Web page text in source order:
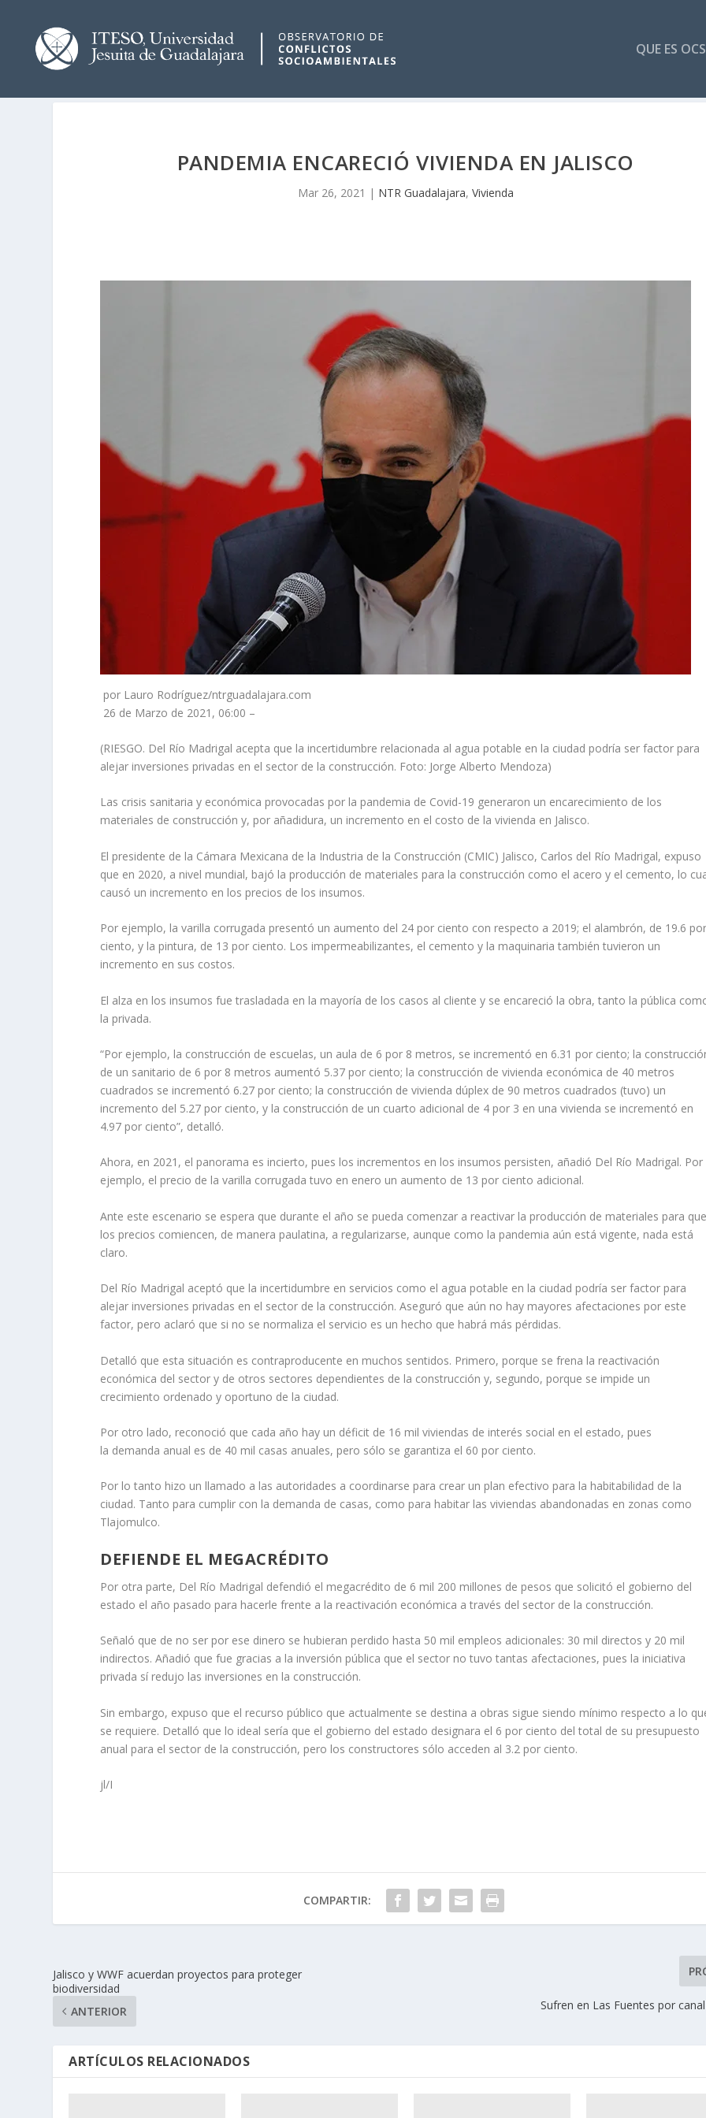
QUE ES
PANDEMIA ENCARECIÓ VIVIENDA EN JALISCO
Mar 26, 2021 | NTR Guadalajara, Vivienda
por Lauro Rodríguez/ntrguadalajara.com
26 de Marzo de 2021, 06:00 –
(RIESGO. Del Río Madrigal acepta que la incertidumbre relacionada al agua potable en la ciudad podría ser factor para
alejar inversiones privadas en el sector de la construcción. Foto: Jorge Alberto Mendoza)
Las crisis sanitaria y económica provocadas por la pandemia de Covid-19 generaron un encarecimiento de los
materiales de construcción y, por añadidura, un incremento en el costo de la vivienda en Jalisco.
El presidente de la Cámara Mexicana de la Industria de la Construcción (CMIC) Jalisco, Carlos del Río Madrigal, expuso
que en 2020, a nivel mundial, bajó la producción de materiales para la construcción como el acero y el cemento, lo
causó un incremento en los precios de los insumos.
Por ejemplo, la varilla corrugada presentó un aumento del 24 por ciento con respecto a 2019; el alambrón, de 19.6
ciento, y la pintura, de 13 por ciento. Los impermeabilizantes, el cemento y la maquinaria también tuvieron un
incremento en sus costos.
El alza en los insumos fue trasladada en la mayoría de los casos al cliente y se encareció la obra, tanto la pública
la privada.
“Por ejemplo, la construcción de escuelas, un aula de 6 por 8 metros, se incrementó en 6.31 por ciento; la
de un sanitario de 6 por 8 metros aumentó 5.37 por ciento; la construcción de vivienda económica de 40 metros
cuadrados se incrementó 6.27 por ciento; la construcción de vivienda dúplex de 90 metros cuadrados (tuvo) un
incremento del 5.27 por ciento, y la construcción de un cuarto adicional de 4 por 3 en una vivienda se incrementó en
4.97 por ciento”, detalló.
Ahora, en 2021, el panorama es incierto, pues los incrementos en los insumos persisten, añadió Del Río Madrigal. Por
ejemplo, el precio de la varilla corrugada tuvo en enero un aumento de 13 por ciento adicional.
Ante este escenario se espera que durante el año se pueda comenzar a reactivar la producción de materiales para
los precios comiencen, de manera paulatina, a regularizarse, aunque como la pandemia aún está vigente, nada está
claro.
Del Río Madrigal aceptó que la incertidumbre en servicios como el agua potable en la ciudad podría ser factor para
alejar inversiones privadas en el sector de la construcción. Aseguró que aún no hay mayores afectaciones por este
factor, pero aclaró que si no se normaliza el servicio es un hecho que habrá más pérdidas.
Detalló que esta situación es contraproducente en muchos sentidos. Primero, porque se frena la reactivación
económica del sector y de otros sectores dependientes de la construcción y, segundo, porque se impide un
crecimiento ordenado y oportuno de la ciudad.
Por otro lado, reconoció que cada año hay un déficit de 16 mil viviendas de interés social en el estado, pues
la demanda anual es de 40 mil casas anuales, pero sólo se garantiza el 60 por ciento.
Por lo tanto hizo un llamado a las autoridades a coordinarse para crear un plan efectivo para la habitabilidad de la
ciudad. Tanto para cumplir con la demanda de casas, como para habitar las viviendas abandonadas en zonas como
Tlajomulco.
DEFIENDE EL MEGACRÉDITO
Por otra parte, Del Río Madrigal defendió el megacrédito de 6 mil 200 millones de pesos que solicitó el gobierno del
estado el año pasado para hacerle frente a la reactivación económica a través del sector de la construcción.
Señaló que de no ser por ese dinero se hubieran perdido hasta 50 mil empleos adicionales: 30 mil directos y 20 mil
indirectos. Añadió que fue gracias a la inversión pública que el sector no tuvo tantas afectaciones, pues la iniciativa
privada sí redujo las inversiones en la construcción.
Sin embargo, expuso que el recurso público que actualmente se destina a obras sigue siendo mínimo respecto a lo
se requiere. Detalló que lo ideal sería que el gobierno del estado designara el 6 por ciento del total de su presupuesto
anual para el sector de la construcción, pero los constructores sólo acceden al 3.2 por ciento.
jl/I
COMPARTIR:
Jalisco y WWF acuerdan proyectos para proteger
biodiversidad
ANTERIOR
Sufren en Las Fuentes por
ARTÍCULOS RELACIONADOS